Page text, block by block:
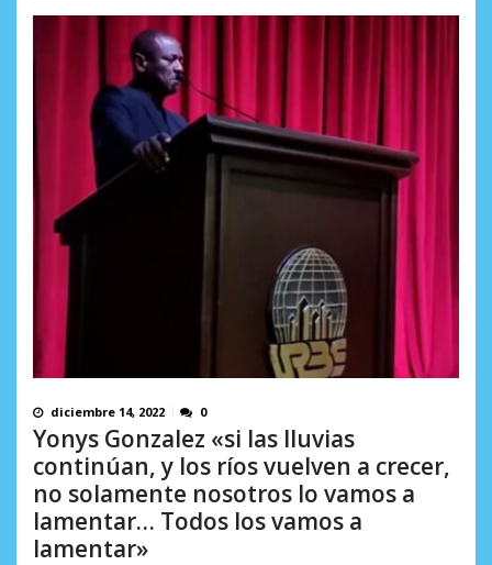
diciembre 14, 2022 0
Yonys Gonzalez «si las lluvias
continúan, y los ríos vuelven a crecer,
no solamente nosotros lo vamos a
lamentar… Todos los vamos a
lamentar»